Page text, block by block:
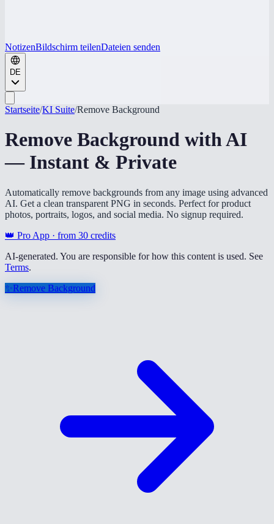
NotizenBildschirm teilenDateien senden
DE
Startseite/KI Suite/Remove Background
Remove Background with AI
— Instant & Private
Automatically remove backgrounds from any image using advanced
AI. Get a clean transparent PNG in seconds. Perfect for product
photos, portraits, logos, and social media. No signup required.
👑 Pro App · from 30 credits
AI-generated. You are responsible for how this content is used. See
Terms.
✨Remove Background